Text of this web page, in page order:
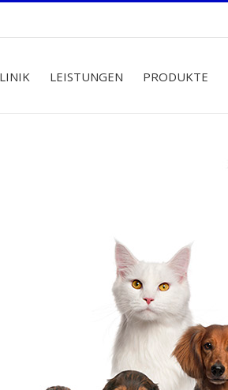
LEISTUNGEN PRODUKTE